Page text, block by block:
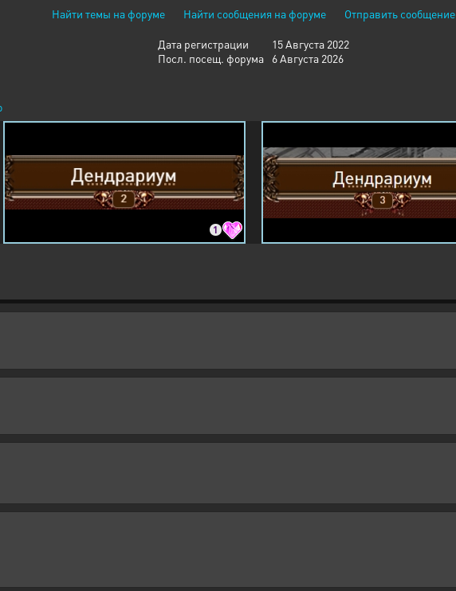
Найти темы на форуме Найти сообщения на форуме Отправить сообщение
Дата регистрации
15 Августа 2022
Посл. посещ. форума
6 Августа 2026
1